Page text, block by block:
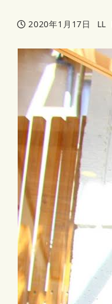
投稿日
2020年1月17日
著
LL